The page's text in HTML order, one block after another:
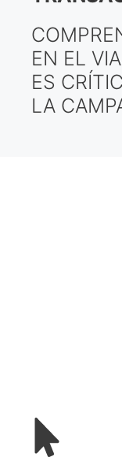
EN EL
ES
LA